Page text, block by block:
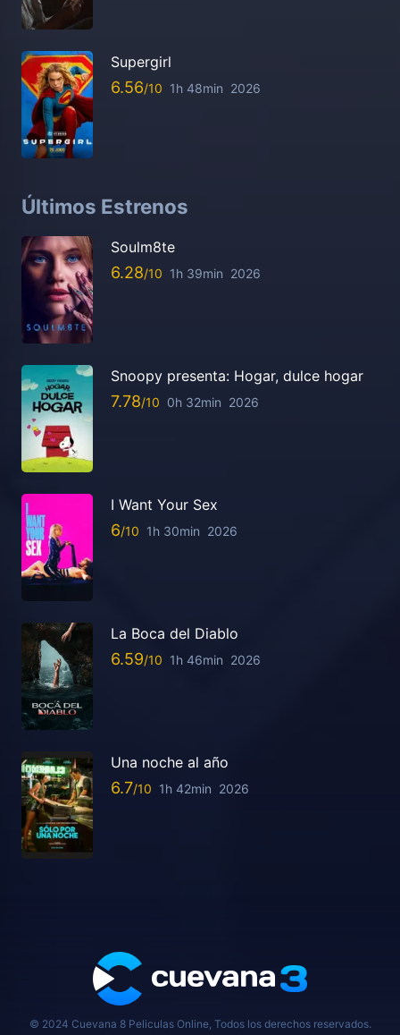
Supergirl
6.56 1h 48min 2026
Últimos Estrenos
Soulm8te
6.28 1h 39min 2026
Snoopy presenta: Hogar, dulce hogar
7.78 0h 32min 2026
I Want Your Sex
6 1h 30min 2026
La Boca del Diablo
6.59 1h 46min 2026
Una noche al año
6.7 1h 42min 2026
© 2024 Cuevana 8 Peliculas Online, Todos los derechos reservados.